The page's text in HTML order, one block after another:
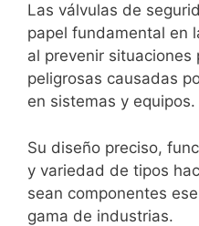
Las válvulas de
papel fundamental en
al prevenir situaciones
peligrosas causadas
en sistemas y equipos.
Su diseño preciso,
y variedad de tipos
sean componentes
gama de industrias.